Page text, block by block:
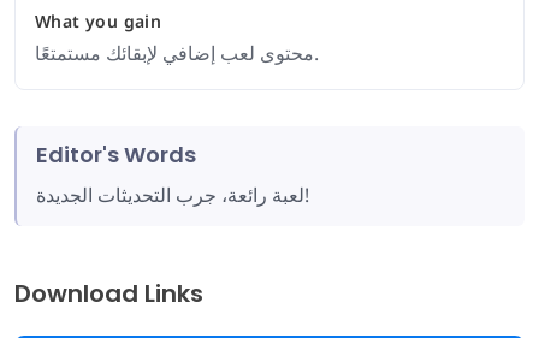
What you gain
محتوى لعب إضافي لإبقائك مستمتعًا.
Editor's Words
لعبة رائعة، جرب التحديثات الجديدة!
Download Links